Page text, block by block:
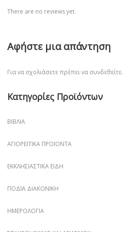
There are no reviews yet.
Αφήστε μια απάντηση
Για να σχολιάσετε πρέπει να συνδεθείτε.
Κατηγορίες Προϊόντων
ΒΙΒΛΊΑ
ΑΓΙΟΡΕΊΤΙΚΑ ΠΡΟΪΌΝΤΑ
ΕΚΚΛΗΣΙΑΣΤΙΚΆ ΕΊΔΗ
ΠΟΔΙΆ ΔΙΑΚΟΝΙΚΉ
ΗΜΕΡΟΛΌΓΙΑ